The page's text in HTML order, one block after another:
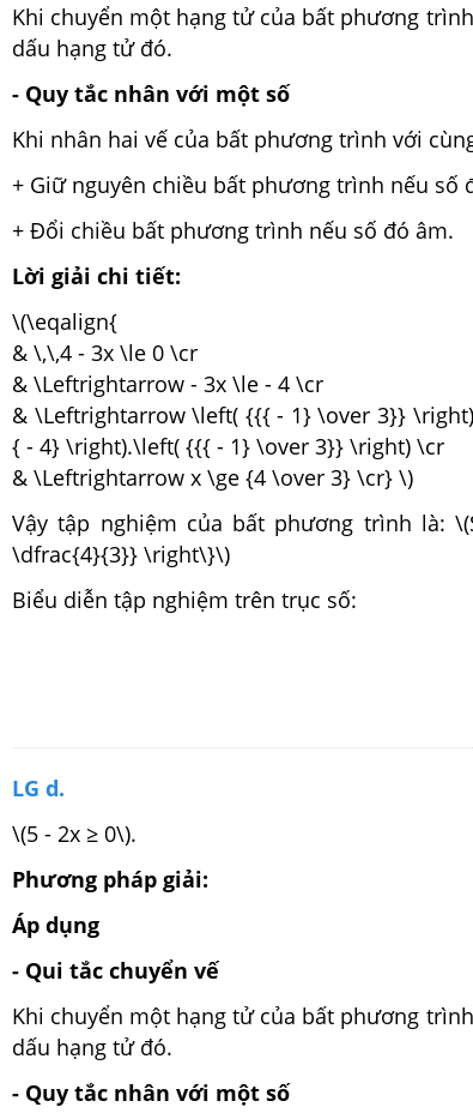
Khi chuyển một hạng tử của bất phương
dấu hạng tử đó.
- Quy tắc nhân với một số
Khi nhân hai vế của bất phương trình với
+ Giữ nguyên chiều bất phương trình nếu số
+ Đổi chiều bất phương trình nếu số đó âm.
Lời giải chi tiết:
\(\eqalign{
& \,\,4 - 3x \le 0 \cr
& \Leftrightarrow - 3x \le - 4 \cr
& \Leftrightarrow \left( {{{ - 1} \over 3}}
{ - 4} \right).\left( {{{ - 1} \over 3}} \right) \cr
& \Leftrightarrow x \ge {4 \over 3} \cr} \)
Vậy tập nghiệm của bất phương trình là:
\dfrac{4}{3}} \right\}\)
Biểu diễn tập nghiệm trên trục số:
LG d.
\(5 - 2x ≥ 0\).
Phương pháp giải:
Áp dụng
- Qui tắc chuyển vế
Khi chuyển một hạng tử của bất phương
dấu hạng tử đó.
- Quy tắc nhân với một số